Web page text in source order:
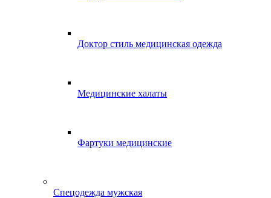
Доктор стиль медицинская одежда
Медицинские халаты
Фартуки медицинские
Спецодежда мужская